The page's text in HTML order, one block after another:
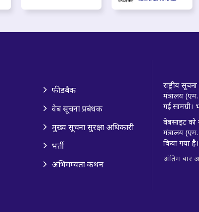
फीडबैक
वेब सूचना प्रबंधक
मुख्य सूचना सुरक्षा अधिकारी
भर्ती
अभिगम्यता कथन
राष्ट्रीय
मंत्रालय
गई सामग्री।
वेबसाइट को
मंत्रालय
किया गया
अंतिम बार